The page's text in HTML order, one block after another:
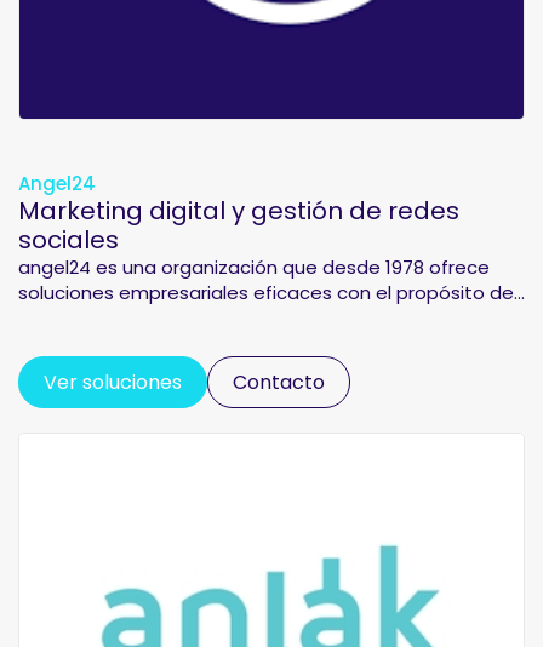
Angel24
Marketing digital y gestión de redes
sociales
angel24 es una organización que desde 1978 ofrece
soluciones empresariales eficaces con el propósito de...
Ver soluciones Contacto